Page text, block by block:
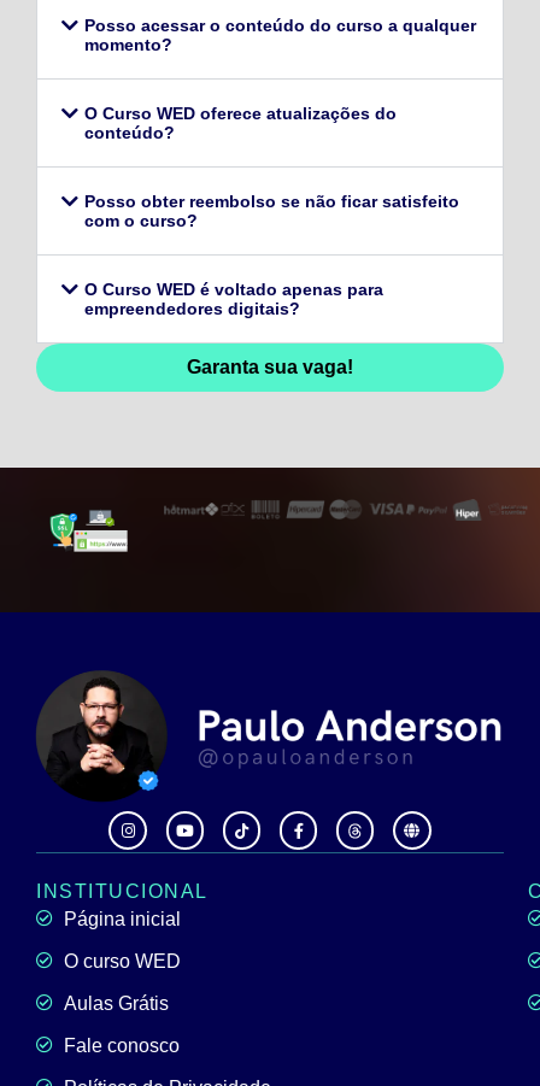
Posso acessar o conteúdo do curso a qualquer
momento?
O Curso WED oferece atualizações do
conteúdo?
Posso obter reembolso se não ficar satisfeito
com o curso?
O Curso WED é voltado apenas para
empreendedores digitais?
Garanta sua vaga!
INSTITUCIONAL
Página inicial
O curso WED
Aulas Grátis
Fale conosco